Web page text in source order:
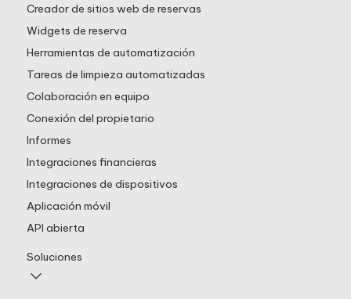
Creador de sitios web de reservas
Widgets de reserva
Herramientas de automatización
Tareas de limpieza automatizadas
Colaboración en equipo
Conexión del propietario
Informes
Integraciones financieras
Integraciones de dispositivos
Aplicación móvil
API abierta
Soluciones